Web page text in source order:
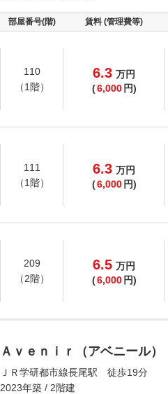
部屋番号(階) 賃料 (管理費等)
110
（1階）
6.3 万円
(6,000 円)
111
（1階）
6.3 万円
(6,000 円)
209
（2階）
6.5 万円
(6,000 円)
Ａｖｅｎｉｒ（アベニール）
ＪＲ学研都市線長尾駅 徒歩19分
2023年築 / 2階建